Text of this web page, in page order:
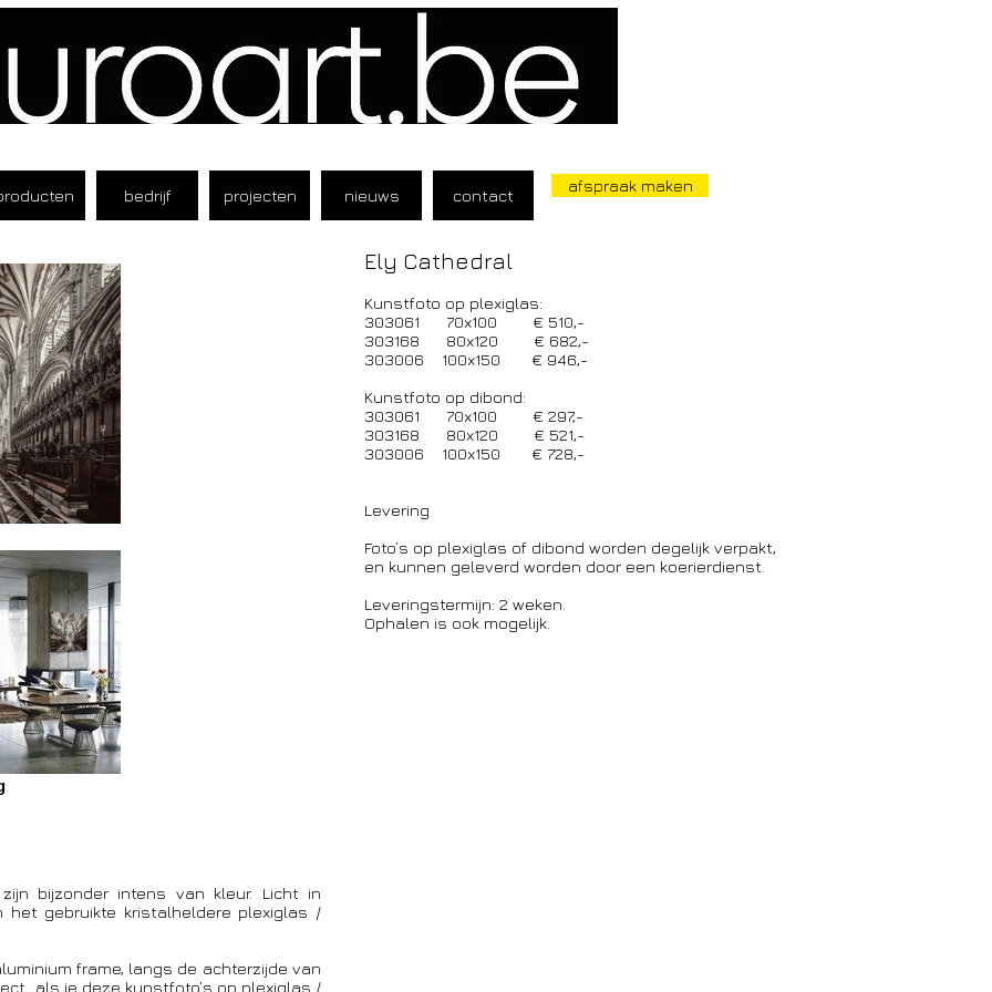
bedrijf projecten nieuws contact
afspraak maken
Ely Cathedral
Kunstfoto op plexiglas:
303061 70x100 € 510,-
303168 80x120 € 682,-
303006 100x150 € 946,-
Kunstfoto op dibond:
303061 70x100 € 297,-
303168 80x120 € 521,-
303006 100x150 € 728,-
Levering
Foto’s op plexiglas of dibond worden degelijk verpakt,
en kunnen geleverd worden door een koerierdienst.
Leveringstermijn: 2 weken.
Ophalen is ook mogelijk.
bijzonder intens van kleur. Licht in
het gebruikte kristalheldere plexiglas /
frame, langs de achterzijde van
als je deze kunstfoto’s op plexiglas /